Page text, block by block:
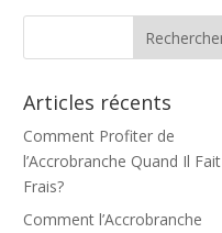
Articles récents
Comment Profiter de
l’Accrobranche Quand Il Fait
Frais?
Comment l’Accrobranche